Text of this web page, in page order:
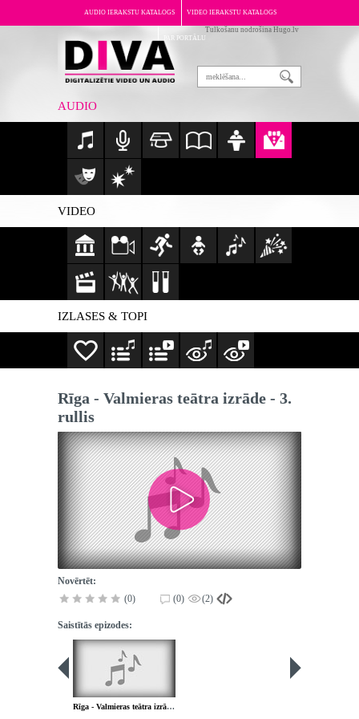
AUDIO IERAKSTU KATALOGS VIDEO IERAKSTU KATALOGS
PAR PORTĀLU
Tulkošanu nodrošina Hugo.lv
AUDIO
VIDEO
IZLASES & TOPI
Rīga - Valmieras teātra izrāde - 3.
rullis
Novērtēt:
(0)
(0) (2)
Saistītās epizodes:
Rīga - Valmieras teātra izrāde - 2. rullis